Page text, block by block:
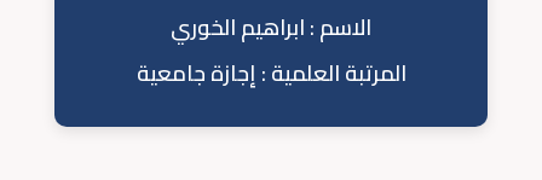
الاسم : ابراهيم الخوري
المرتبة العلمية : إجازة جامعية